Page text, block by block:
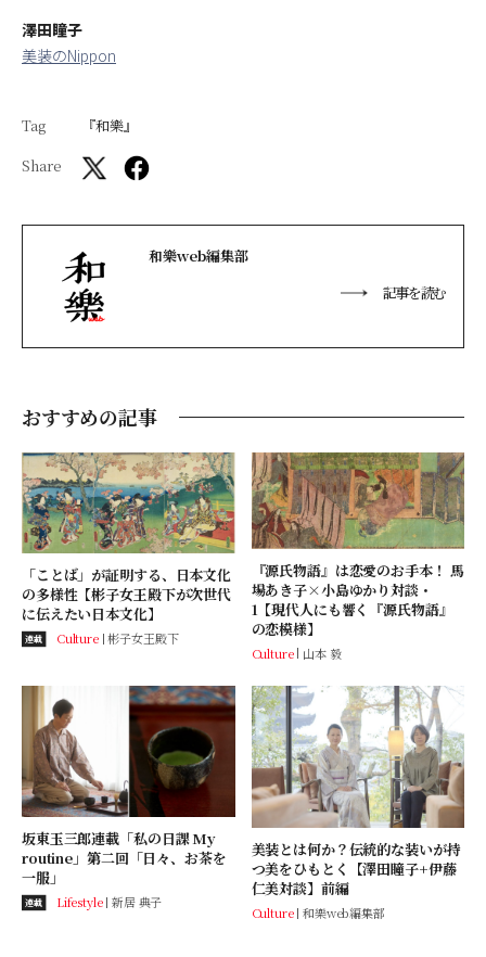
澤田瞳子
美装のNippon
Tag
『和樂』
Share
和樂web編集部
記事を読む
おすすめの記事
「ことば」が証明する、日本文化
の多様性【彬子女王殿下が次世代
に伝えたい日本文化】
連載 Culture 彬子女王殿下
『源氏物語』は恋愛のお手本！ 馬
場あき子×小島ゆかり対談・
1【現代人にも響く『源氏物語』
の恋模様】
Culture 山本 毅
坂東玉三郎連載「私の日課 My
routine」第二回「日々、お茶を
一服」
連載 Lifestyle 新居 典子
美装とは何か？伝統的な装いが持
つ美をひもとく【澤田瞳子+伊藤
仁美対談】前編
Culture 和樂web編集部